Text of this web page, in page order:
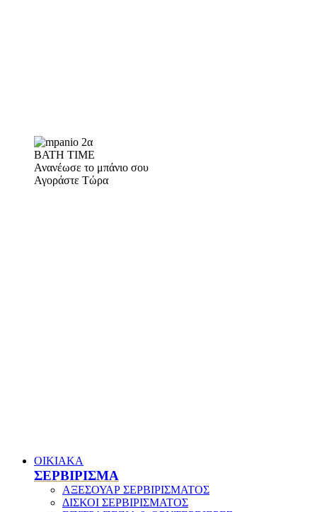
BATH TIME
Ανανέωσε το μπάνιο σου
Αγοράστε Τώρα
ΟΙΚΙΑΚΑ
ΣΕΡΒΙΡΙΣΜΑ
ΑΞΕΣΟΥΑΡ ΣΕΡΒΙΡΙΣΜΑΤΟΣ
ΔΙΣΚΟΙ ΣΕΡΒΙΡΙΣΜΑΤΟΣ